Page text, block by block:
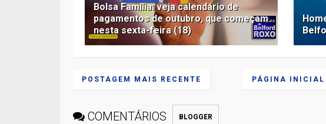
Bolsa Família: veja calendário de
pagamentos de outubro, que começam
nesta sexta-feira (18)
POSTAGEM MAIS RECENTE PÁGINA INICIAL
COMENTÁRIOS BLOGGER